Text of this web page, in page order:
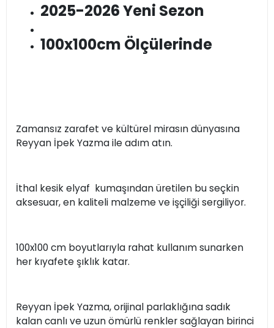
2025-2026 Yeni Sezon
100x100cm Ölçülerinde
Zamansız zarafet ve kültürel mirasın dünyasına
Reyyan İpek Yazma ile adım atın.
İthal kesik elyaf kumaşından üretilen bu seçkin
aksesuar, en kaliteli malzeme ve işçiliği sergiliyor.
100x100 cm boyutlarıyla rahat kullanım sunarken
her kıyafete şıklık katar.
Reyyan İpek Yazma, orijinal parlaklığına sadık
kalan canlı ve uzun ömürlü renkler sağlayan birinci